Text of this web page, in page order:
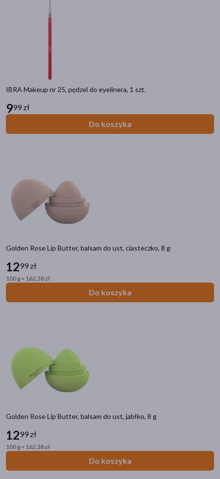
Hit
IBRA Makeup nr 25, pędzel do eyelinera, 1 szt.
999 zł
Do koszyka
Golden Rose Lip Butter, balsam do ust, ciasteczko, 8 g
1299 zł
100 g = 162,38 zł
Do koszyka
Golden Rose Lip Butter, balsam do ust, jabłko, 8 g
1299 zł
100 g = 162,38 zł
Do koszyka